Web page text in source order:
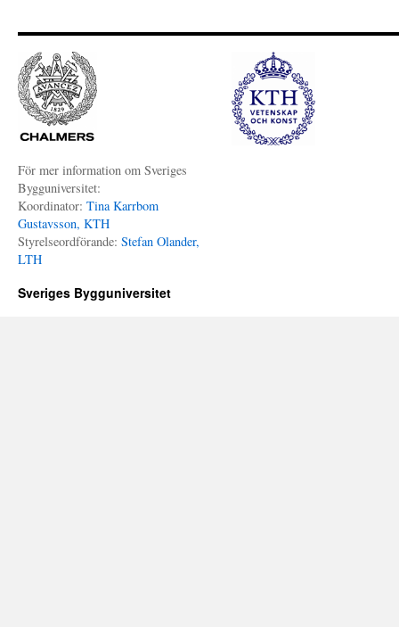
För mer information om Sveriges
Bygguniversitet:
Koordinator: Tina Karrbom
Gustavsson, KTH
Styrelseordförande: Stefan Olander,
LTH
Sveriges Bygguniversitet